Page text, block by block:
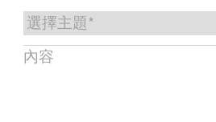
服務與支援